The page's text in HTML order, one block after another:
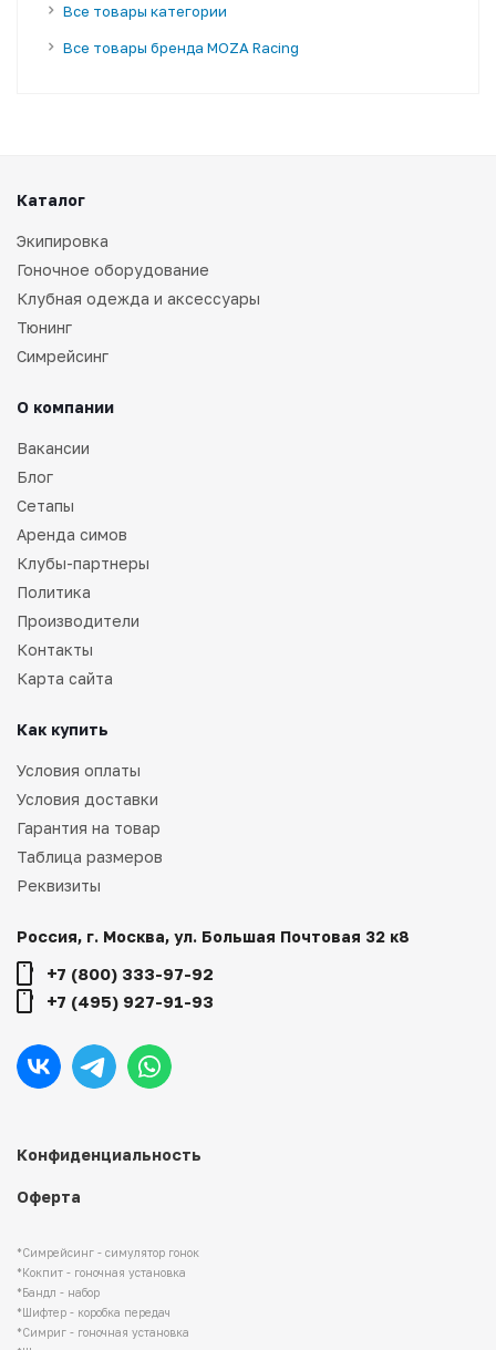
Все товары категории
Все товары бренда MOZA Racing
*Симрейсинг - симулятор гонок
*Кокпит - гоночная установка
*Бандл - набор
*Шифтер - коробка передач
*Симриг - гоночная установка
Конфиденциальность
Оферта
Каталог
Экипировка
Гоночное оборудование
Клубная одежда и аксессуары
Тюнинг
Симрейсинг
О компании
Вакансии
Блог
Сетапы
Аренда симов
Клубы-партнеры
Политика
Производители
Контакты
Карта сайта
Как купить
Условия оплаты
Условия доставки
Гарантия на товар
Таблица размеров
Реквизиты
Россия, г. Москва, ул. Большая Почтовая 32 к8
+7 (800) 333-97-92
+7 (495) 927-91-93